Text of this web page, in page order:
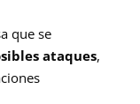
que se
ataques,